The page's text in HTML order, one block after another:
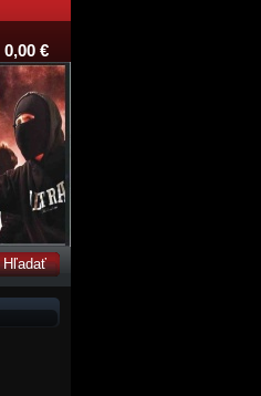
0,00 €
Hľadať